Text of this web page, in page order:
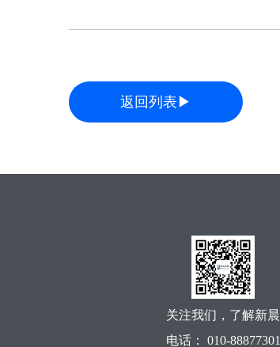
返回列表▶
关注我们，了解新晨
电话： 010-88877301